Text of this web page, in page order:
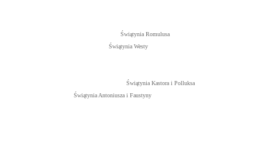
Świątynia Romulusa
Świątynia Westy
Świątynia Kastora i Polluksa
Świątynia Antoniusza i Faustyny